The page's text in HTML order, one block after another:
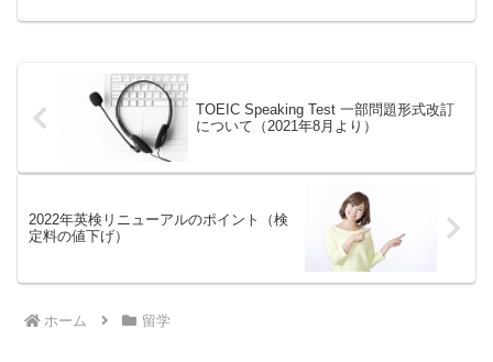
キングホリデー制度を利用するためには様々な条件等があり、誰でも
て活用できるのか確認していきましょう。
TOEIC Speaking Test 一部問題形式改訂
について（2021年8月より）
2022年英検リニューアルのポイント（検
定料の値下げ）
ホーム 留学